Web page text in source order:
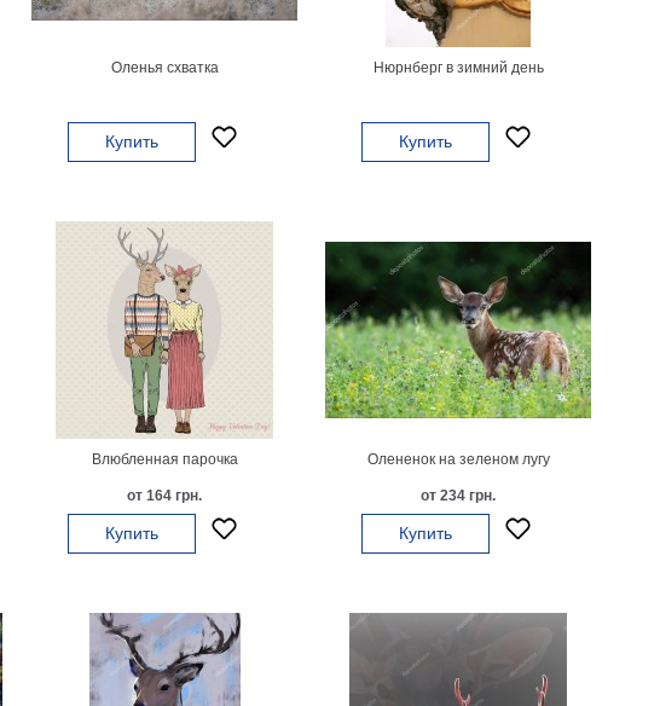
Оленья схватка
Купить
Нюрнберг в зимний день
Купить
Влюбленная парочка
от 164 грн.
Купить
Олененок на зеленом лугу
от 234 грн.
Купить